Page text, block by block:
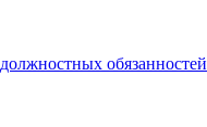
обязанностей